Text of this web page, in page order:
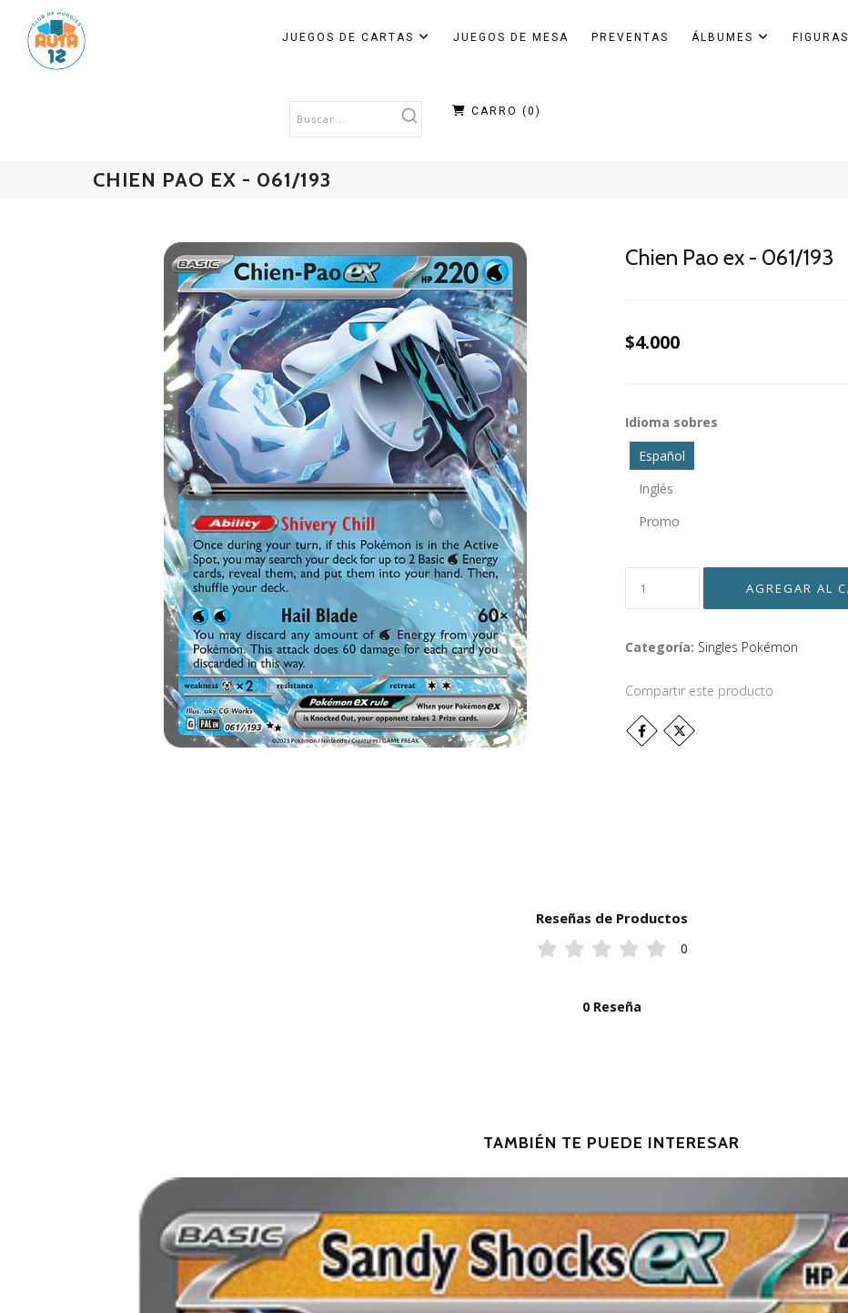
JUEGOS DE CARTAS JUEGOS DE MESA PREVENTAS ÁLBUMES FIGURAS
CARRO (0 )
CHIEN PAO EX - 061/193
Chien Pao ex - 061/193
$4.000
Idioma sobres
Español
Inglés
Promo
Categoría: Singles Pokémon
Compartir este producto
Reseñas de Productos
0
0 Reseña
TAMBIÉN TE PUEDE INTERESAR